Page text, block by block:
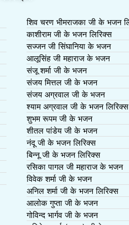
शिव चरण भीमराजका जी के भजन
काशीराम जी के भजन लिरिक्स
सज्जन जी सिंघानिया के भजन
आलूसिंह जी महाराज के भजन
संजू शर्मा जी के भजन
संजय मित्तल जी के भजन
संजय अग्रवाल जी के भजन
श्याम अग्रवाल जी के भजन लिरिक्स
शुभम रूपम जी के भजन
शीतल पांडेय जी के भजन
नंदू जी के भजन लिरिक्स
बिन्नू जी के भजन लिरिक्स
रसिका पागल जी महाराज के भजन
विवेक शर्मा जी के भजन
अनिल शर्मा जी के भजन लिरिक्स
आलोक गुप्ता जी के भजन
गोविन्द भार्गव जी के भजन